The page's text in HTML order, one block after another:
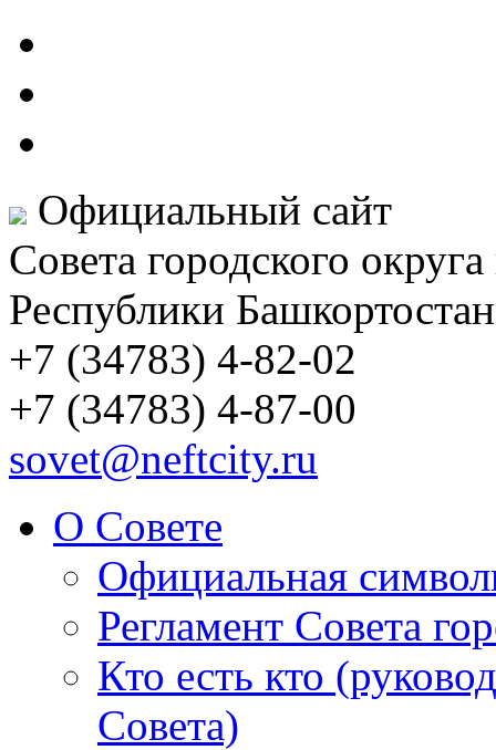
Официальный сайт
Совета городского
Республики Башкортостан
+7 (34783) 4-82-02
+7 (34783) 4-87-00
sovet@neftcity.ru
О Совете
Официальная
Регламент Совета
Кто есть кто
Совета)